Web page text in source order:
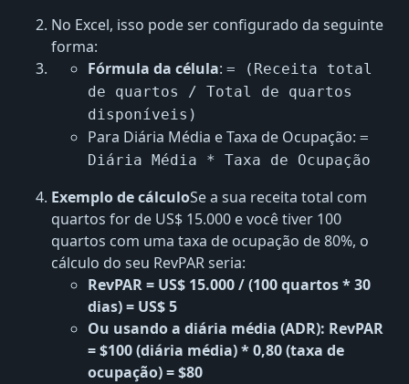
No Excel, isso pode ser configurado da seguinte
forma:
Fórmula da célula: = (Receita total
de quartos / Total de quartos
disponíveis)
Para Diária Média e Taxa de Ocupação: =
Diária Média * Taxa de Ocupação
Exemplo de cálculoSe a sua receita total com
quartos for de US$ 15.000 e você tiver 100
quartos com uma taxa de ocupação de 80%, o
cálculo do seu RevPAR seria:
RevPAR = US$ 15.000 / (100 quartos * 30
dias) = ​​US$ 5
Ou usando a diária média (ADR): RevPAR
= $100 (diária média) * 0,80 (taxa de
ocupação) = $80